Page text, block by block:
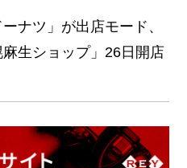
ーナツ」が出店モード、
麻生ショップ」26日開店